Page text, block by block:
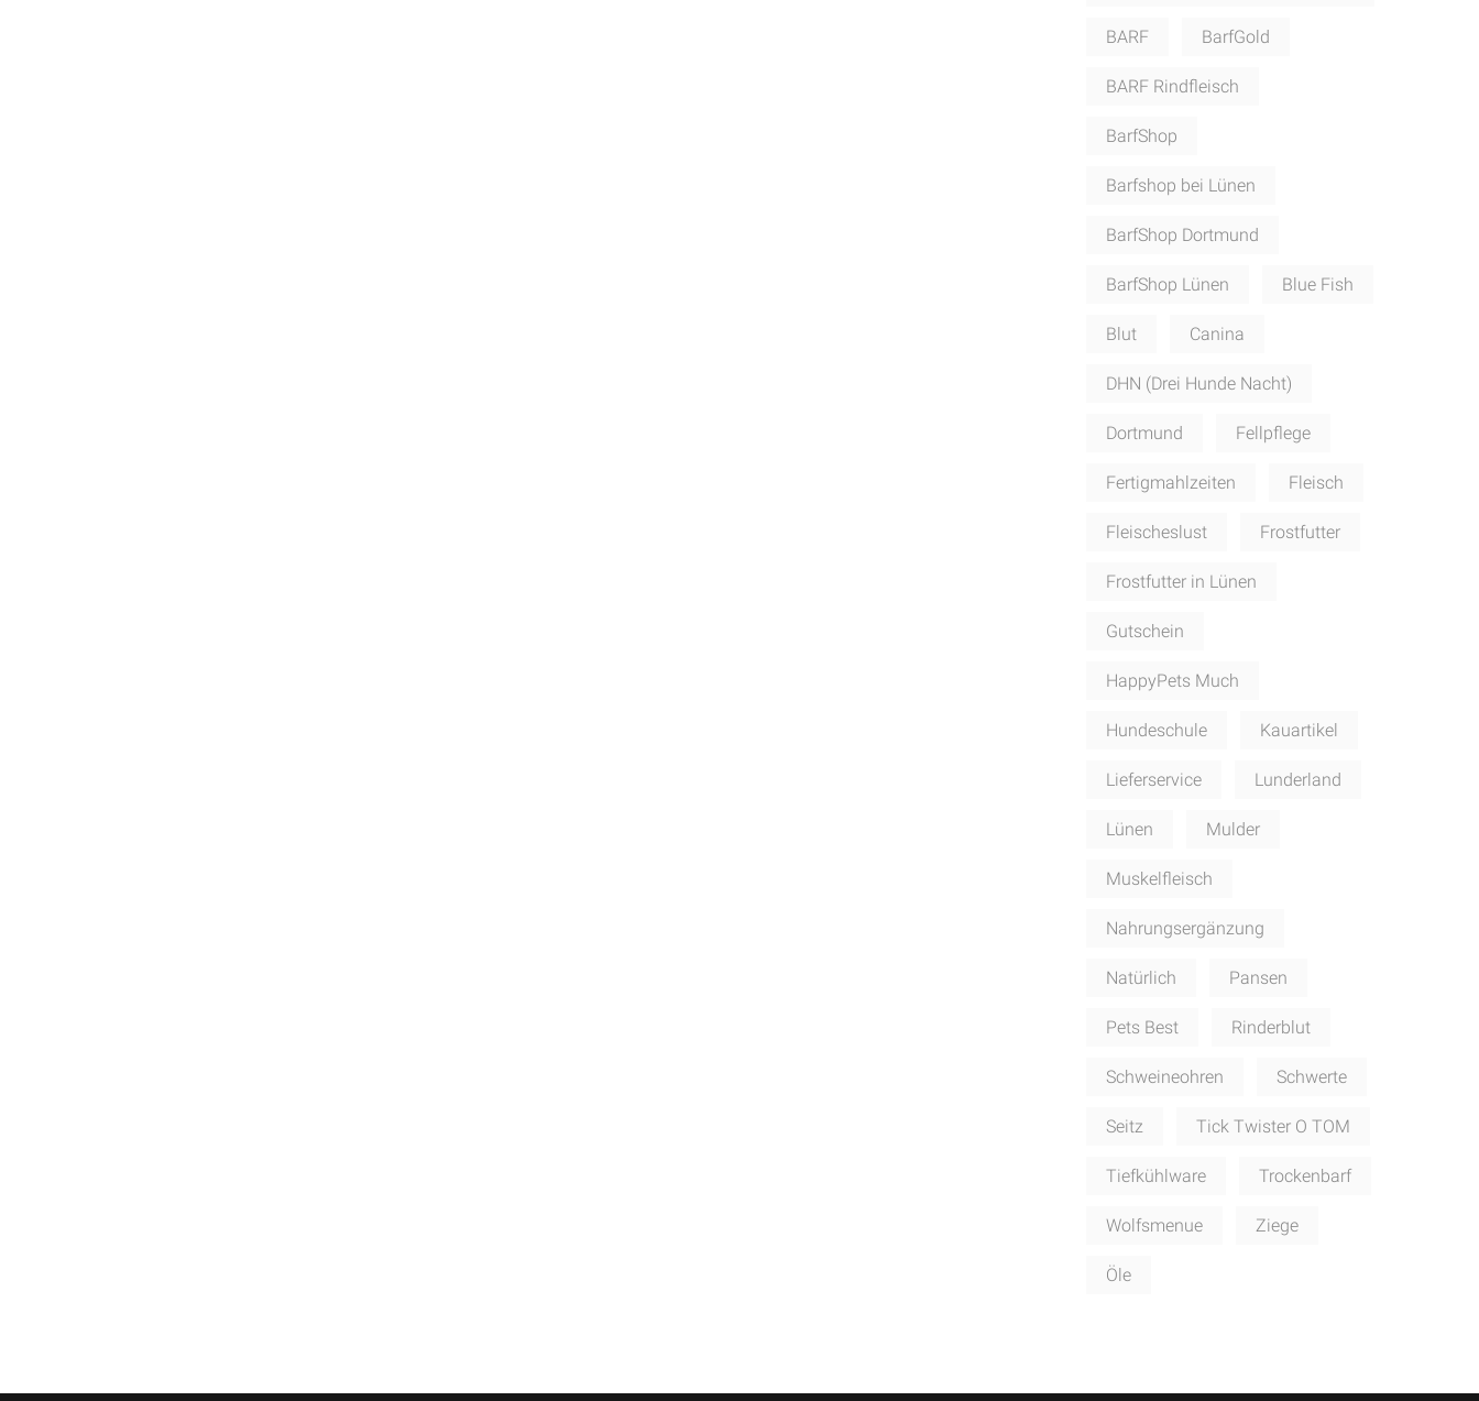
BARF BarfGold
BARF Rindfleisch
BarfShop
Barfshop bei Lünen
BarfShop Dortmund
BarfShop Lünen Blue Fish
Blut Canina
DHN (Drei Hunde Nacht)
Dortmund Fellpflege
Fertigmahlzeiten Fleisch
Fleischeslust Frostfutter
Frostfutter in Lünen
Gutschein
HappyPets Much
Hundeschule Kauartikel
Lieferservice Lunderland
Lünen Mulder
Muskelfleisch
Nahrungsergänzung
Natürlich Pansen
Pets Best Rinderblut
Schweineohren Schwerte
Seitz Tick Twister O TOM
Tiefkühlware Trockenbarf
Wolfsmenue Ziege
Öle